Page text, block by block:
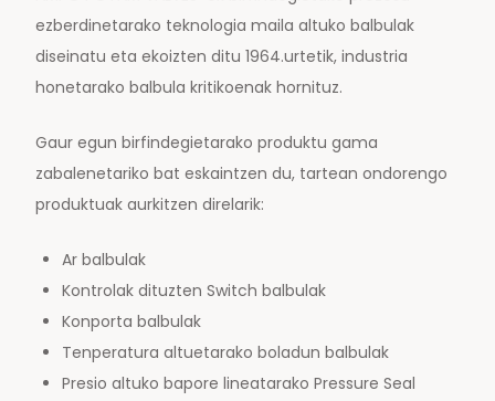
ezberdinetarako teknologia maila altuko balbulak
diseinatu eta ekoizten ditu 1964.urtetik, industria
honetarako balbula kritikoenak hornituz.
Gaur egun birfindegietarako produktu gama
zabalenetariko bat eskaintzen du, tartean ondorengo
produktuak aurkitzen direlarik:
Ar balbulak
Kontrolak dituzten Switch balbulak
Konporta balbulak
Tenperatura altuetarako boladun balbulak
Presio altuko bapore lineatarako Pressure Seal